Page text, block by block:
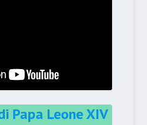
Papa Leone XIV